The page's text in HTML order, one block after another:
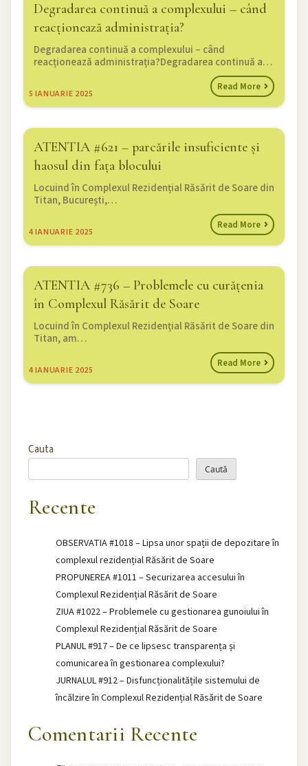
Degradarea continuă a complexului – când
reacționează administrația?
5 IANUARIE 2025
Degradarea continuă a complexului – când
reacționează administrația?Degradarea continuă a…
Read More
ATENTIA #621 – parcările insuficiente și
haosul din fața blocului
4 IANUARIE 2025
Locuind în Complexul Rezidențial Răsărit de Soare din
Titan, București,…
Read More
ATENTIA #736 – Problemele cu curățenia
în Complexul Răsărit de Soare
4 IANUARIE 2025
Locuind în Complexul Rezidențial Răsărit de Soare din
Titan, am…
Read More
Cauta
Caută
Recente
OBSERVATIA #1018 – Lipsa unor spații de depozitare în
complexul rezidențial Răsărit de Soare
PROPUNEREA #1011 – Securizarea accesului în
Complexul Rezidențial Răsărit de Soare
ZIUA #1022 – Problemele cu gestionarea gunoiului în
Complexul Rezidențial Răsărit de Soare
PLANUL #917 – De ce lipsesc transparența și
comunicarea în gestionarea complexului?
JURNALUL #912 – Disfuncționalitățile sistemului de
încălzire în Complexul Rezidențial Răsărit de Soare
Comentarii Recente